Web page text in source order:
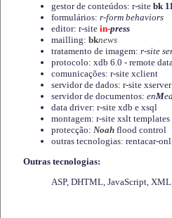
gestor de conteúdos: r-site bk
formulários: r-form behaviors
editor: r-site in-press
mailling: bknews
tratamento de imagem: r-site
protocolo: xdb 6.0 - remote
comunicações: r-site xclient
servidor de dados: r-site xserver
servidor de documentos: enM
data driver: r-site xdb e xsql
montagem: r-site xslt templates
protecção: Noah flood control
outras tecnologias: rentacar-
Outras tecnologias:
ASP, DHTML, JavaScript,